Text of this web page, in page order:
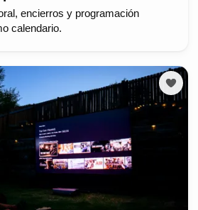
encierros y programación
calendario.